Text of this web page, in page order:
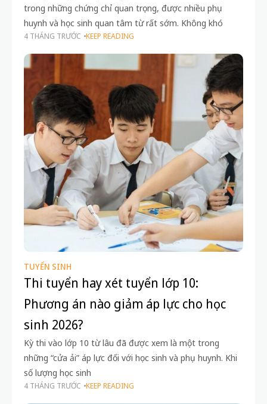
trong những chứng chỉ quan trọng, được nhiều phụ
huynh và học sinh quan tâm từ rất sớm. Không khó
4 THÁNG TRƯỚC KEEP READING
TUYỂN SINH
Thi tuyển hay xét tuyển lớp 10:
Phương án nào giảm áp lực cho học
sinh 2026?
Kỳ thi vào lớp 10 từ lâu đã được xem là một trong
những “cửa ải” áp lực đối với học sinh và phụ huynh. Khi
số lượng học sinh
4 THÁNG TRƯỚC KEEP READING